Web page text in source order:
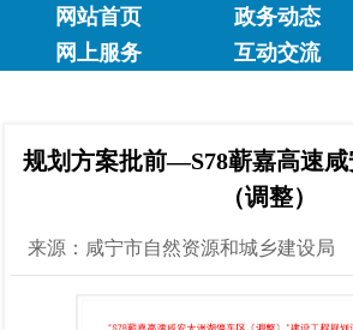
网站首页 政务动态
网上服务
互动交流
规划方案批前—S78蕲嘉高速
（调整）
来源：咸宁市自然资源和城乡建设局